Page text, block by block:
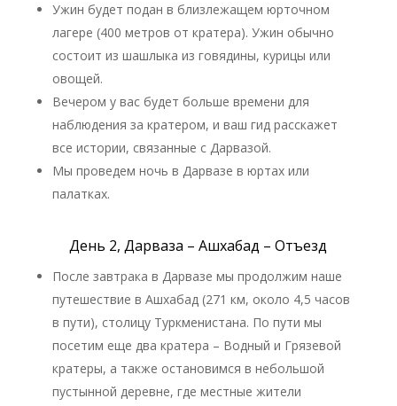
Ужин будет подан в близлежащем юрточном
лагере (400 метров от кратера). Ужин обычно
состоит из шашлыка из говядины, курицы или
овощей.
Вечером у вас будет больше времени для
наблюдения за кратером, и ваш гид расскажет
все истории, связанные с Дарвазой.
Мы проведем ночь в Дарвазе в юртах или
палатках.
День 2, Дарваза – Ашхабад – Отъезд
После завтрака в Дарвазе мы продолжим наше
путешествие в Ашхабад (271 км, около 4,5 часов
в пути), столицу Туркменистана. По пути мы
посетим еще два кратера – Водный и Грязевой
кратеры, а также остановимся в небольшой
пустынной деревне, где местные жители